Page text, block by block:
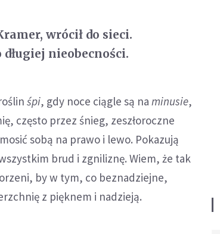
wrócił do sieci.
nieobecności.
śpi, gdy noce ciągle są na minusie,
często przez śnieg, zeszłoroczne
sobą na prawo i lewo. Pokazują
brud i zgniliznę. Wiem, że tak
by w tym, co beznadziejne,
z pięknem i nadzieją.